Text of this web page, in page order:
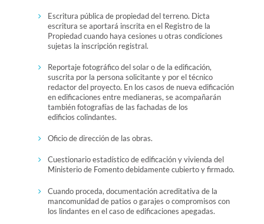
Escritura pública de propiedad del terreno. Dicta
escritura se aportará inscrita en el Registro de la
Propiedad cuando haya cesiones u otras condiciones
sujetas la inscripción registral.
Reportaje fotográfico del solar o de la edificación,
suscrita por la persona solicitante y por el técnico
redactor del proyecto. En los casos de nueva edificación
en edificaciones entre medianeras, se acompañarán
también fotografías de las fachadas de los
edificios colindantes.
Oficio de dirección de las obras.
Cuestionario estadístico de edificación y vivienda del
Ministerio de Fomento debidamente cubierto y firmado.
Cuando proceda, documentación acreditativa de la
mancomunidad de patios o garajes o compromisos con
los lindantes en el caso de edificaciones apegadas.